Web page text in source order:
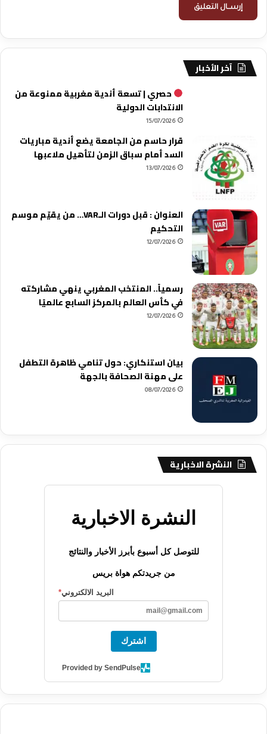
آخر الأخبار
حصري | تسعة أندية مغربية ممنوعة من
الانتدابات الدولية
15/07/2026
قرار حاسم من الجامعة يضع أندية مباريات
السد أمام سباق الزمن لتأهيل ملاعبها
13/07/2026
العنوان : قبل دورات الـVAR… من يقيّم موسم
التحكيم
12/07/2026
رسمياً.. المنتخب المغربي ينهي مشاركته
في كأس العالم بالمركز السابع عالميًا
12/07/2026
بيان استنكاري: حول تنامي ظاهرة التطفل
على مهنة الصحافة بالجهة
08/07/2026
النشرة الاخبارية
النشرة الاخبارية
للتوصل كل أسبوع بأبرز الأخبار والنتائج
من جريدتكم هواة بريس
البريد الالكتروني*
اشترك
Provided by SendPulse